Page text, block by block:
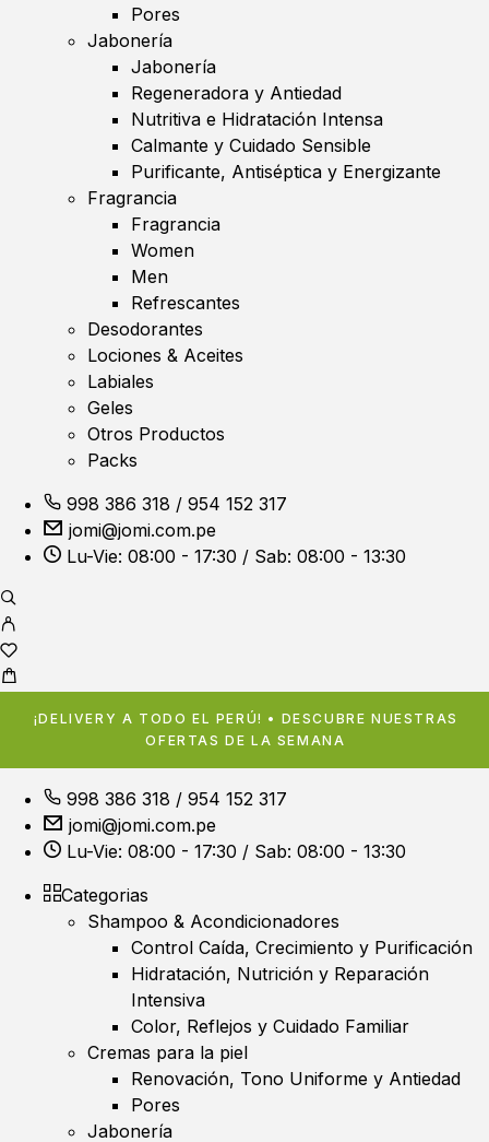
Pores
Jabonería
Jabonería
Regeneradora y Antiedad
Nutritiva e Hidratación Intensa
Calmante y Cuidado Sensible
Purificante, Antiséptica y Energizante
Fragrancia
Fragrancia
Women
Men
Refrescantes
Desodorantes
Lociones & Aceites
Labiales
Geles
Otros Productos
Packs
998 386 318 / 954 152 317
jomi@jomi.com.pe
Lu-Vie: 08:00 - 17:30 / Sab: 08:00 - 13:30
¡DELIVERY A TODO EL PERÚ! • DESCUBRE NUESTRAS
OFERTAS DE LA SEMANA
998 386 318 / 954 152 317
jomi@jomi.com.pe
Lu-Vie: 08:00 - 17:30 / Sab: 08:00 - 13:30
Categorias
Shampoo & Acondicionadores
Control Caída, Crecimiento y Purificación
Hidratación, Nutrición y Reparación
Intensiva
Color, Reflejos y Cuidado Familiar
Cremas para la piel
Renovación, Tono Uniforme y Antiedad
Pores
Jabonería